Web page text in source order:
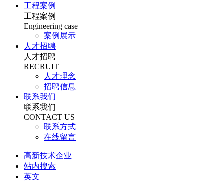
工程案例
工程案例
Engineering case
案例展示
人才招聘
人才招聘
RECRUIT
人才理念
招聘信息
联系我们
联系我们
CONTACT US
联系方式
在线留言
高新技术企业
站内搜索
英文